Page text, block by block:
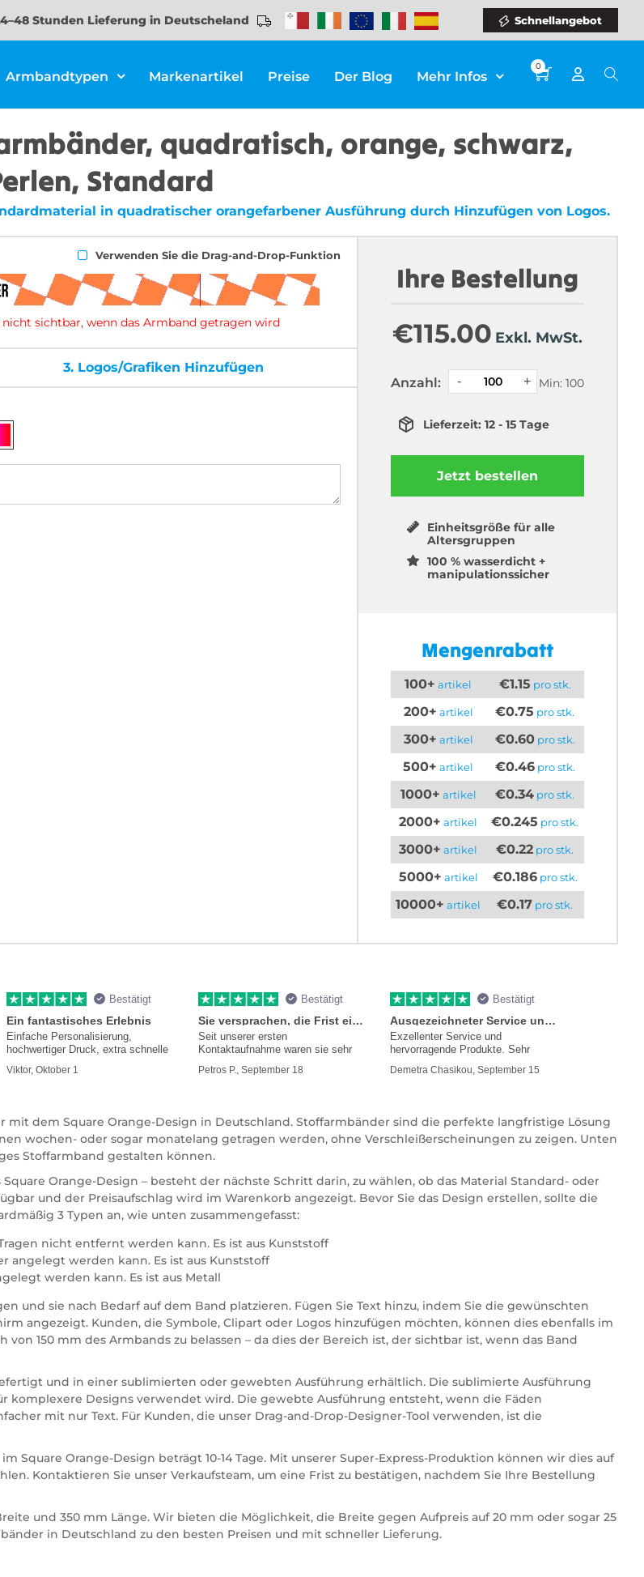
Stunden Lieferung in Deutscheland Schnellangebot
Armbandtypen Markenartikel Preise Der Blog Mehr Infos
0
quadratisch, orange, schwarz,
Standard
in quadratischer orangefarbener Ausführung durch Hinzufügen von Logos.
Verwenden Sie die Drag-and-Drop-Funktion
sichtbar, wenn das Armband getragen wird
3. Logos/Grafiken Hinzufügen
Ihre Bestellung
€115.00 Exkl. MwSt.
Anzahl: Min: 100
Lieferzeit: 12 - 15 Tage
Jetzt bestellen
Einheitsgröße für alle
Altersgruppen
100 % wasserdicht +
manipulationssicher
Mengenrabatt
100+ artikel €1.15 pro stk.
200+ artikel €0.75 pro stk.
300+ artikel €0.60pro stk.
500+ artikel €0.46pro stk.
1000+ artikel €0.34 pro stk.
2000+ artikel €0.245 pro stk.
3000+ artikel €0.22 pro stk.
5000+ artikel €0.186pro stk.
10000+ artikel €0.17 pro stk.
Bestätigt
Ein fantastisches Erlebnis
Einfache Personalisierung,
hochwertiger Druck, extra schnelle
Viktor, Oktober 1
Bestätigt
Sie versprachen, die Frist einzuhalten
Seit unserer ersten
Kontaktaufnahme waren sie sehr
Petros P., September 18
Bestätigt
Ausgezeichneter Service und Produkte
Exzellenter Service und
hervorragende Produkte. Sehr
Demetra Chasikou, September 15
dem Square Orange-Design in Deutschland. Stoffarmbänder sind die perfekte langfristige Lösung
wochen- oder sogar monatelang getragen werden, ohne Verschleißerscheinungen zu zeigen. Unten
Stoffarmband gestalten können.
Orange-Design – besteht der nächste Schritt darin, zu wählen, ob das Material Standard- oder
und der Preisaufschlag wird im Warenkorb angezeigt. Bevor Sie das Design erstellen, sollte die
3 Typen an, wie unten zusammengefasst:
nicht entfernt werden kann. Es ist aus Kunststoff
angelegt werden kann. Es ist aus Kunststoff
werden kann. Es ist aus Metall
und sie nach Bedarf auf dem Band platzieren. Fügen Sie Text hinzu, indem Sie die gewünschten
angezeigt. Kunden, die Symbole, Clipart oder Logos hinzufügen möchten, können dies ebenfalls im
150 mm des Armbands zu belassen – da dies der Bereich ist, der sichtbar ist, wenn das Band
und in einer sublimierten oder gewebten Ausführung erhältlich. Die sublimierte Ausführung
komplexere Designs verwendet wird. Die gewebte Ausführung entsteht, wenn die Fäden
mit nur Text. Für Kunden, die unser Drag-and-Drop-Designer-Tool verwenden, ist die
Orange-Design beträgt 10-14 Tage. Mit unserer Super-Express-Produktion können wir dies auf
Kontaktieren Sie unser Verkaufsteam, um eine Frist zu bestätigen, nachdem Sie Ihre Bestellung
und 350 mm Länge. Wir bieten die Möglichkeit, die Breite gegen Aufpreis auf 20 mm oder sogar 25
in Deutschland zu den besten Preisen und mit schneller Lieferung.